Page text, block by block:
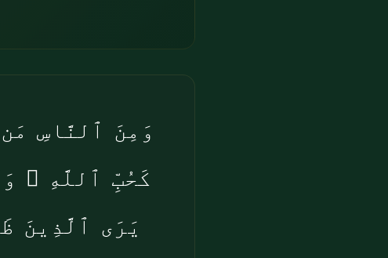
وَمِنَ ٱلنَّاسِ
كَحُبِّ ٱللَّهِ
يَرَى ٱلَّذِينَ